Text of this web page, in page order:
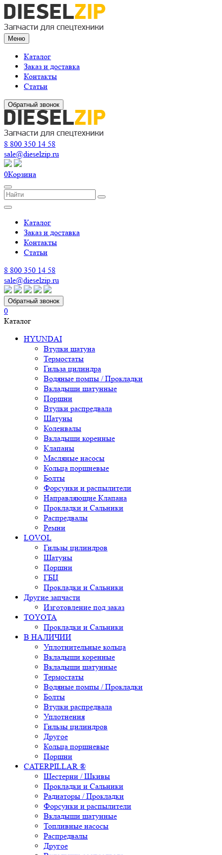
Меню
Каталог
Заказ и доставка
Контакты
Статьи
Обратный звонок
8 800 350 14 58
sale@dieselzip.ru
0Корзина
Каталог
Заказ и доставка
Контакты
Статьи
8 800 350 14 58
sale@dieselzip.ru
Обратный звонок
0
Каталог
HYUNDAI
Втулки шатуна
Термостаты
Гильза цилиндра
Водяные помпы / Прокладки
Вкладыши шатунные
Поршни
Втулки распредвала
Шатуны
Коленвалы
Вкладыши коренные
Клапаны
Масляные насосы
Кольца поршневые
Болты
Форсунки и распылители
Направляющие Клапана
Прокладки и Сальники
Распредвалы
Ремни
LOVOL
Гильзы цилиндров
Шатуны
Поршни
ГБЦ
Прокладки и Сальники
Другие запчасти
Изготовление под заказ
TOYOTA
Прокладки и Сальники
В НАЛИЧИИ
Уплотнительные кольца
Вкладыши коренные
Вкладыши шатунные
Термостаты
Водяные помпы / Прокладки
Болты
Втулки распредвала
Уплотнения
Гильзы цилиндров
Другое
Кольца поршневые
Поршни
CATERPILLAR ®
Шестерни / Шкивы
Прокладки и Сальники
Радиаторы / Прокладки
Форсунки и распылители
Вкладыши шатунные
Топливные насосы
Распредвалы
Другое